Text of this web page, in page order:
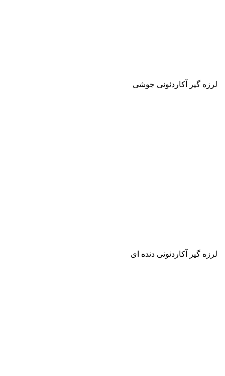
لرزه گیر آکاردئونی جوشی
لرزه گیر آکاردئونی دنده ای